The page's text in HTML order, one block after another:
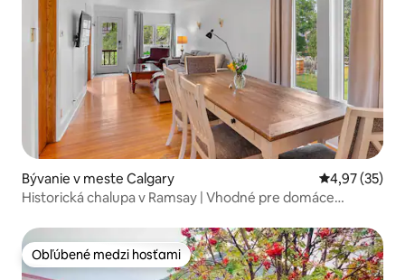
Bývanie v meste Calgary Priemerné
4,97 (35)
Historická chalupa v Ramsay | Vhodné pre domáce
Obľúbené medzi hosťami
Obľúbené medzi hosťami